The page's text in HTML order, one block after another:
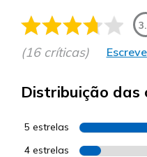
(16 críticas)
Distribuição das
5 estrelas
4 estrelas